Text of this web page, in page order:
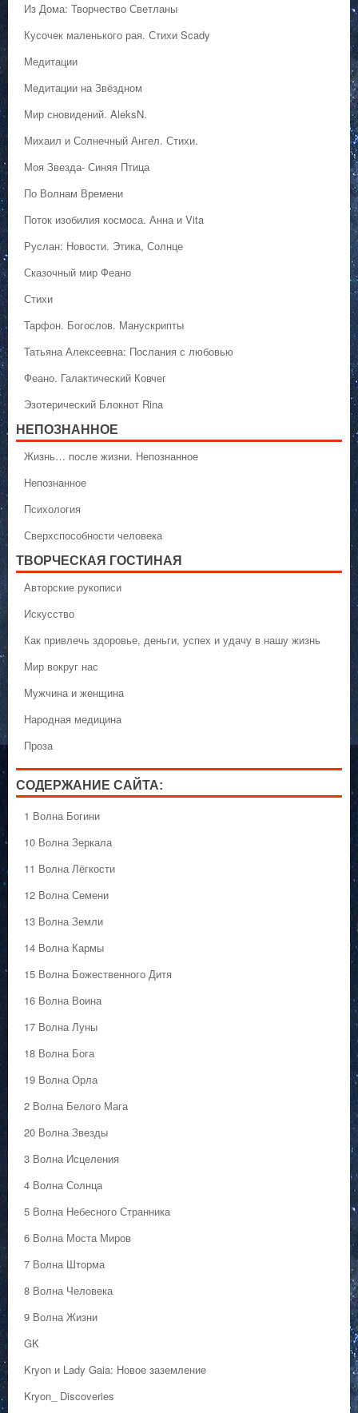
Из Дома: Творчество Светланы
Кусочек маленького рая. Стихи Scady
Медитации
Медитации на Звёздном
Мир сновидений. AleksN.
Михаил и Солнечный Ангел. Стихи.
Моя Звезда- Синяя Птица
По Волнам Времени
Поток изобилия космоса. Анна и Vita
Руслан: Новости. Этика, Солнце
Сказочный мир Феано
Стихи
Тарфон. Богослов. Манускрипты
Татьяна Алексеевна: Послания с любовью
Феано. Галактический Ковчег
Эзотерический Блокнот Rina
НЕПОЗНАННОЕ
Жизнь… после жизни. Непознанное
Непознанное
Психология
Сверхспособности человека
ТВОРЧЕСКАЯ ГОСТИНАЯ
Авторские рукописи
Искусство
Как привлечь здоровье, деньги, успех и удачу в нашу жизнь
Мир вокруг нас
Мужчина и женщина
Народная медицина
Проза
СОДЕРЖАНИЕ САЙТА:
1 Волна Богини
10 Волна Зеркала
11 Волна Лёгкости
12 Волна Семени
13 Волна Земли
14 Волна Кармы
15 Волна Божественного Дитя
16 Волна Воина
17 Волна Луны
18 Волна Бога
19 Волна Орла
2 Волна Белого Мага
20 Волна Звезды
3 Волна Исцеления
4 Волна Солнца
5 Волна Небесного Странника
6 Волна Моста Миров
7 Волна Шторма
8 Волна Человека
9 Волна Жизни
GK
Kryon и Lady Gaia: Новое заземление
Kryon_ Discoveries